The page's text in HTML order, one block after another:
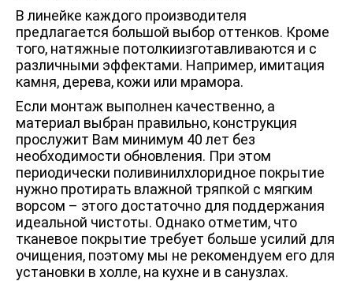
В линейке каждого производителя
предлагается большой выбор оттенков. Кроме
того, натяжные потолкиизготавливаются и с
различными эффектами. Например, имитация
камня, дерева, кожи или мрамора.
Если монтаж выполнен качественно, а
материал выбран правильно, конструкция
прослужит Вам минимум 40 лет без
необходимости обновления. При этом
периодически поливинилхлоридное покрытие
нужно протирать влажной тряпкой с мягким
ворсом – этого достаточно для поддержания
идеальной чистоты. Однако отметим, что
тканевое покрытие требует больше усилий для
очищения, поэтому мы не рекомендуем его для
установки в холле, на кухне и в санузлах.